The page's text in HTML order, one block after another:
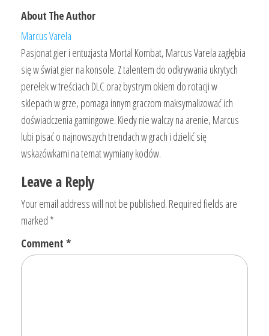
About The Author
Marcus Varela
Pasjonat gier i entuzjasta Mortal Kombat, Marcus Varela zagłębia
się w świat gier na konsole. Z talentem do odkrywania ukrytych
perełek w treściach DLC oraz bystrym okiem do rotacji w
sklepach w grze, pomaga innym graczom maksymalizować ich
doświadczenia gamingowe. Kiedy nie walczy na arenie, Marcus
lubi pisać o najnowszych trendach w grach i dzielić się
wskazówkami na temat wymiany kodów.
Leave a Reply
Your email address will not be published. Required fields are
marked *
Comment *